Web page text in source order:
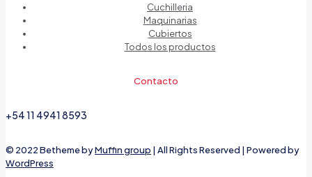
Cuchilleria
Maquinarias
Cubiertos
Todos los productos
Contacto
+54 11 4941 8593
© 2022 Betheme byMuffin group | All Rights Reserved | Powered by
WordPress